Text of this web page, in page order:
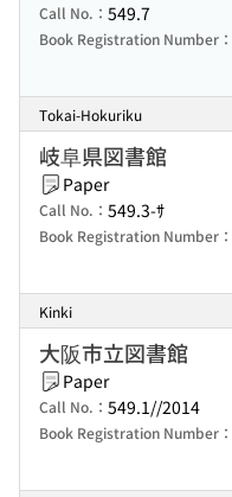
Call No.： 549.7
Book Registration Number：
Tokai-Hokuriku
岐阜県図書館
Paper
Call No.： 549.3-ｻ
Book Registration Number：
Kinki
大阪市立図書館
Paper
Call No.： 549.1//2014
Book Registration Number：